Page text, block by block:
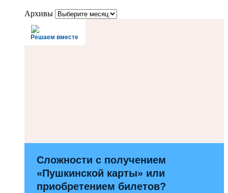
Архивы
Решаем вместе
Сложности с получением
«Пушкинской карты» или
приобретением билетов?